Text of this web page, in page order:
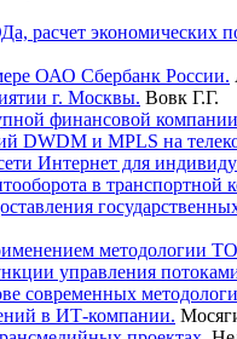
расчет экономических
ОАО Сбербанк России.
г. Москвы. Вовк Г.Г.
финансовой
DWDM и MPLS на
Интернет для
в транспортной
методологии
управления
современных
в ИТ-компании.